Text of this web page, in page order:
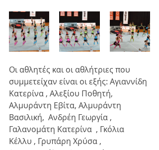
Οι αθλητές και οι αθλήτριες που
συμμετείχαν είναι οι εξής: Αγιαννίδη
Κατερίνα , Αλεξίου Ποθητή,
Αλμυράντη Εβίτα, Αλμυράντη
Βασιλική,  Ανδρέη Γεωργία ,
Γαλανομάτη Κατερίνα  , Γκόλια
Κέλλυ , Γρυπάρη Χρύσα ,